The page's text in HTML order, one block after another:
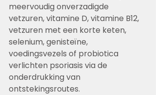
meervoudig onverzadigde
vetzuren, vitamine D, vitamine B12,
vetzuren met een korte keten,
selenium, genisteïne,
voedingsvezels of probiotica
verlichten psoriasis via de
onderdrukking van
ontstekingsroutes.